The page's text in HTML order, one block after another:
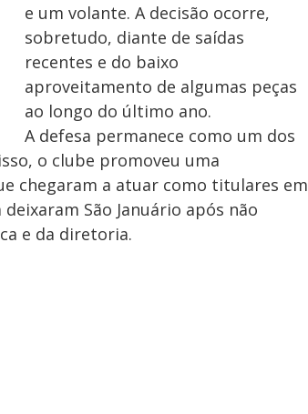
e um volante. A decisão ocorre,
sobretudo, diante de saídas
recentes e do baixo
aproveitamento de algumas peças
ao longo do último ano.
A defesa permanece como um dos
o clube promoveu uma
chegaram a atuar como titulares em
São Januário após não
e da diretoria.